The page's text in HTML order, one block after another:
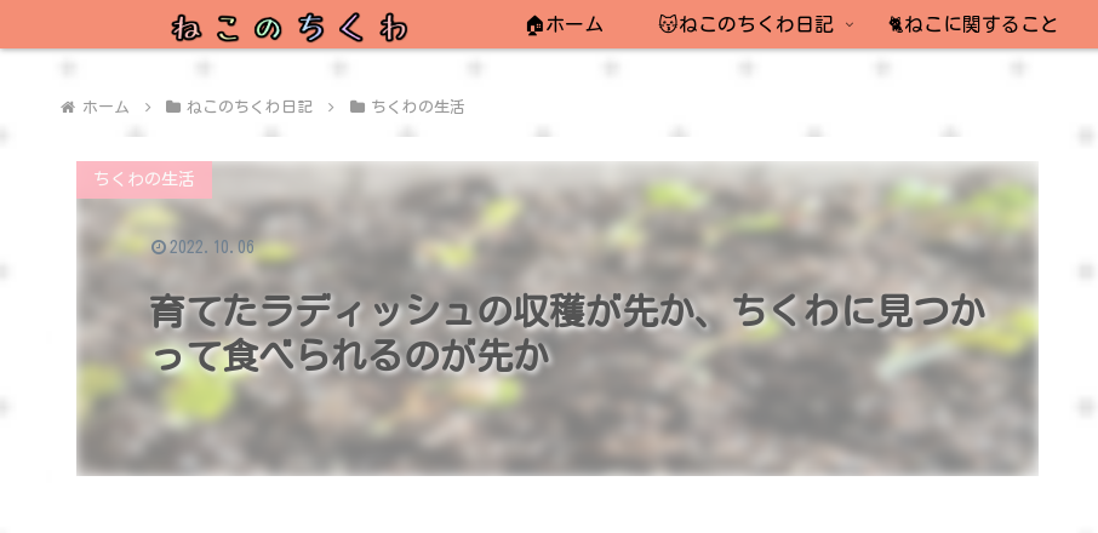
🏠ホーム 😽ねこのちくわ日記 🐈ねこに関すること
ホーム ねこのちくわ日記 ちくわの生活
育てたラディッシュの収穫が先か、ちくわに見つか
って食べられるのが先か
ちくわの生活
2022.10.06